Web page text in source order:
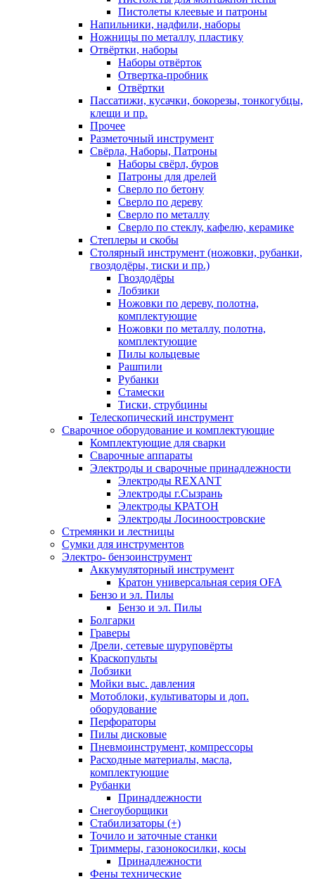
Пистолеты клеевые и патроны
Напильники, надфили, наборы
Ножницы по металлу, пластику
Отвёртки, наборы
Наборы отвёрток
Отвертка-пробник
Отвёртки
Пассатижи, кусачки, бокорезы, тонкогубцы,
клещи и пр.
Прочее
Разметочный инструмент
Свёрла, Наборы, Патроны
Наборы свёрл, буров
Патроны для дрелей
Сверло по бетону
Сверло по дереву
Сверло по металлу
Сверло по стеклу, кафелю, керамике
Степлеры и скобы
Столярный инструмент (ножовки, рубанки,
гвоздодёры, тиски и пр.)
Гвоздодёры
Лобзики
Ножовки по дереву, полотна,
комплектующие
Ножовки по металлу, полотна,
комплектующие
Пилы кольцевые
Рашпили
Рубанки
Стамески
Тиски, струбцины
Телескопический инструмент
Сварочное оборудование и комплектующие
Комплектующие для сварки
Сварочные аппараты
Электроды и сварочные принадлежности
Электроды REXANT
Электроды г.Сызрань
Электроды КРАТОН
Электроды Лосиноостровские
Стремянки и лестницы
Сумки для инструментов
Электро- бензоинструмент
Аккумуляторный инструмент
Кратон универсальная серия OFA
Бензо и эл. Пилы
Бензо и эл. Пилы
Болгарки
Граверы
Дрели, сетевые шуруповёрты
Краскопульты
Лобзики
Мойки выс. давления
Мотоблоки, культиваторы и доп.
оборудование
Перфораторы
Пилы дисковые
Пневмоинструмент, компрессоры
Расходные материалы, масла,
комплектующие
Рубанки
Принадлежности
Снегоуборщики
Стабилизаторы (+)
Точило и заточные станки
Триммеры, газонокосилки, косы
Принадлежности
Фены технические